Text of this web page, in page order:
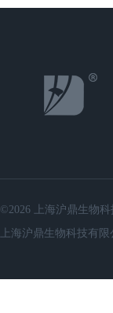
©2026 上海沪鼎生物科
上海沪鼎生物科技有